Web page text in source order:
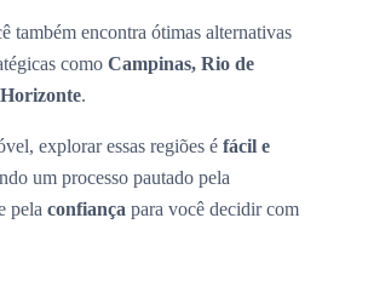
também encontra ótimas alternativas
como Campinas, Rio de
.
explorar essas regiões é fácil e
um processo pautado pela
pela confiança para você decidir com